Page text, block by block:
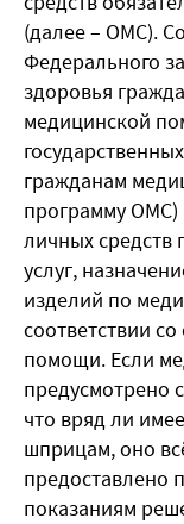
(далее – ОМС).
Федерального
здоровья
медицинской
гражданам
программу ОМС)
личных средств
услуг,
изделий по
соответствии со
помощи. Если
предусмотрено
что вряд ли
шприцам, оно
предоставлено
показаниям